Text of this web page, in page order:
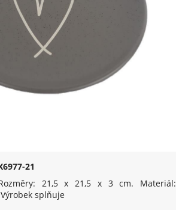
21
21,5 x 21,5 x 3 cm. Materiál:
splňuje